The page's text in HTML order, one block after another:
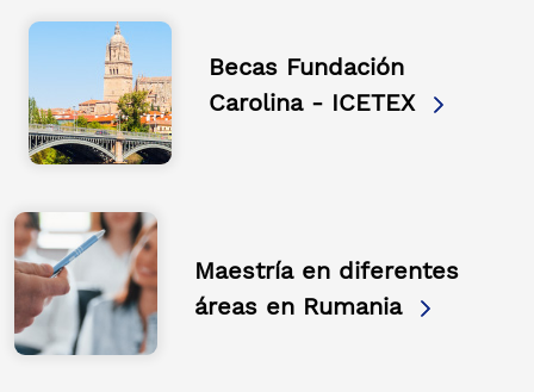
Becas Fundación
Carolina - ICETEX
Maestría en diferentes
áreas en Rumania